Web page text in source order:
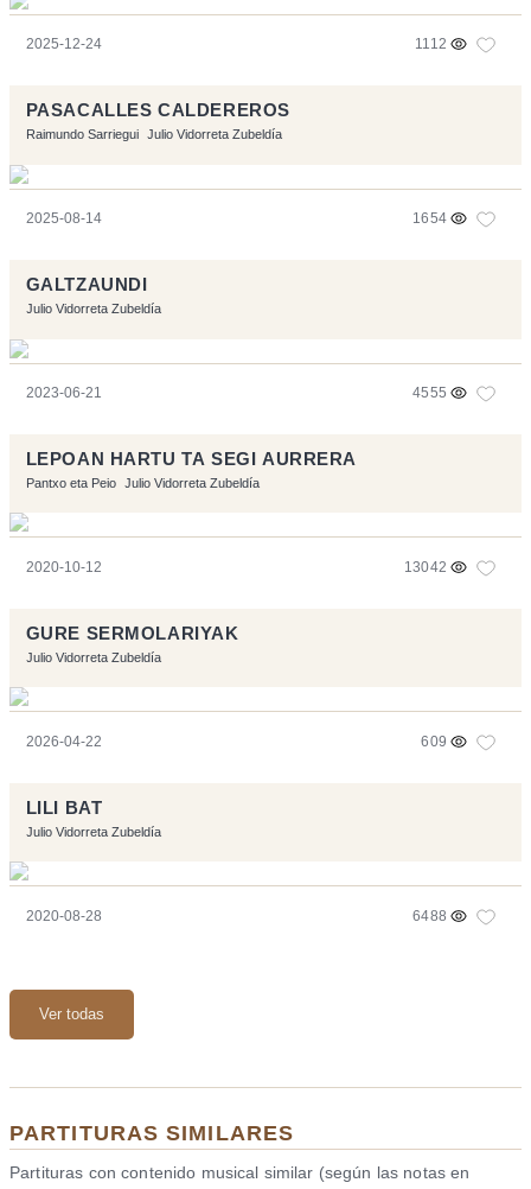
2025-12-24 1112
PASACALLES CALDEREROS
Raimundo Sarriegui Julio Vidorreta Zubeldía
2025-08-14 1654
GALTZAUNDI
Julio Vidorreta Zubeldía
2023-06-21 4555
LEPOAN HARTU TA SEGI AURRERA
Pantxo eta Peio Julio Vidorreta Zubeldía
2020-10-12 13042
GURE SERMOLARIYAK
Julio Vidorreta Zubeldía
2026-04-22 609
LILI BAT
Julio Vidorreta Zubeldía
2020-08-28 6488
Ver todas
PARTITURAS SIMILARES
Partituras con contenido musical similar (según las notas en